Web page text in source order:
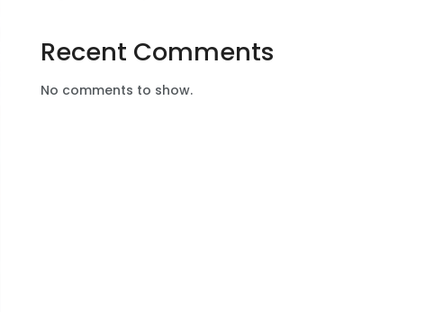
Recent Comments
No comments to show.